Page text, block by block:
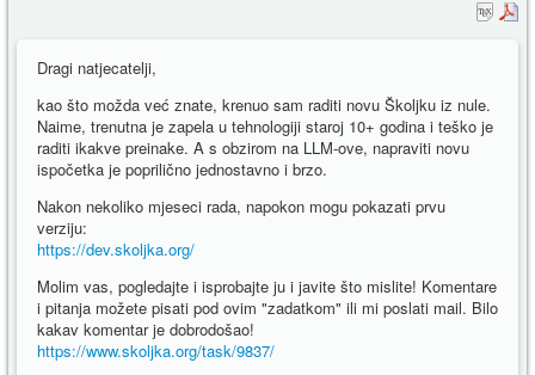
Dragi natjecatelji,
kao što možda već znate, krenuo sam raditi novu Školjku iz nule.
Naime, trenutna je zapela u tehnologiji staroj 10+ godina i teško je
raditi ikakve preinake. A s obzirom na LLM-ove, napraviti novu
ispočetka je poprilično jednostavno i brzo.
Nakon nekoliko mjeseci rada, napokon mogu pokazati prvu
verziju:
https://dev.skoljka.org/
Molim vas, pogledajte i isprobajte ju i javite što mislite! Komentare
i pitanja možete pisati pod ovim "zadatkom" ili mi poslati mail. Bilo
kakav komentar je dobrodošao!
https://www.skoljka.org/task/9837/